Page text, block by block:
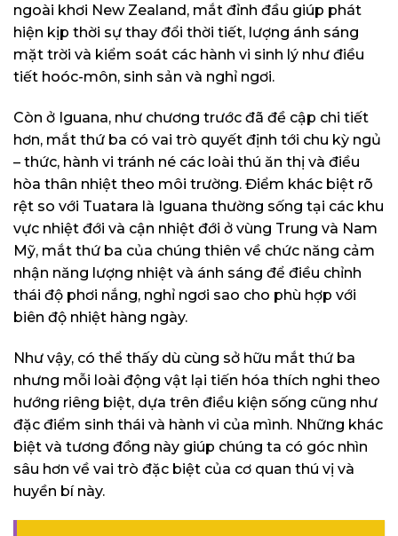
ngoài khơi New Zealand, mắt đỉnh đầu giúp phát
hiện kịp thời sự thay đổi thời tiết, lượng ánh sáng
mặt trời và kiểm soát các hành vi sinh lý như điều
tiết hoóc-môn, sinh sản và nghỉ ngơi.
Còn ở Iguana, như chương trước đã đề cập chi tiết
hơn, mắt thứ ba có vai trò quyết định tới chu kỳ ngủ
– thức, hành vi tránh né các loài thú ăn thị và điều
hòa thân nhiệt theo môi trường. Điểm khác biệt rõ
rệt so với Tuatara là Iguana thường sống tại các khu
vực nhiệt đới và cận nhiệt đới ở vùng Trung và Nam
Mỹ, mắt thứ ba của chúng thiên về chức năng cảm
nhận năng lượng nhiệt và ánh sáng để điều chỉnh
thái độ phơi nắng, nghỉ ngơi sao cho phù hợp với
biên độ nhiệt hàng ngày.
Như vậy, có thể thấy dù cùng sở hữu mắt thứ ba
nhưng mỗi loài động vật lại tiến hóa thích nghi theo
hướng riêng biệt, dựa trên điều kiện sống cũng như
đặc điểm sinh thái và hành vi của mình. Những khác
biệt và tương đồng này giúp chúng ta có góc nhìn
sâu hơn về vai trò đặc biệt của cơ quan thú vị và
huyền bí này.